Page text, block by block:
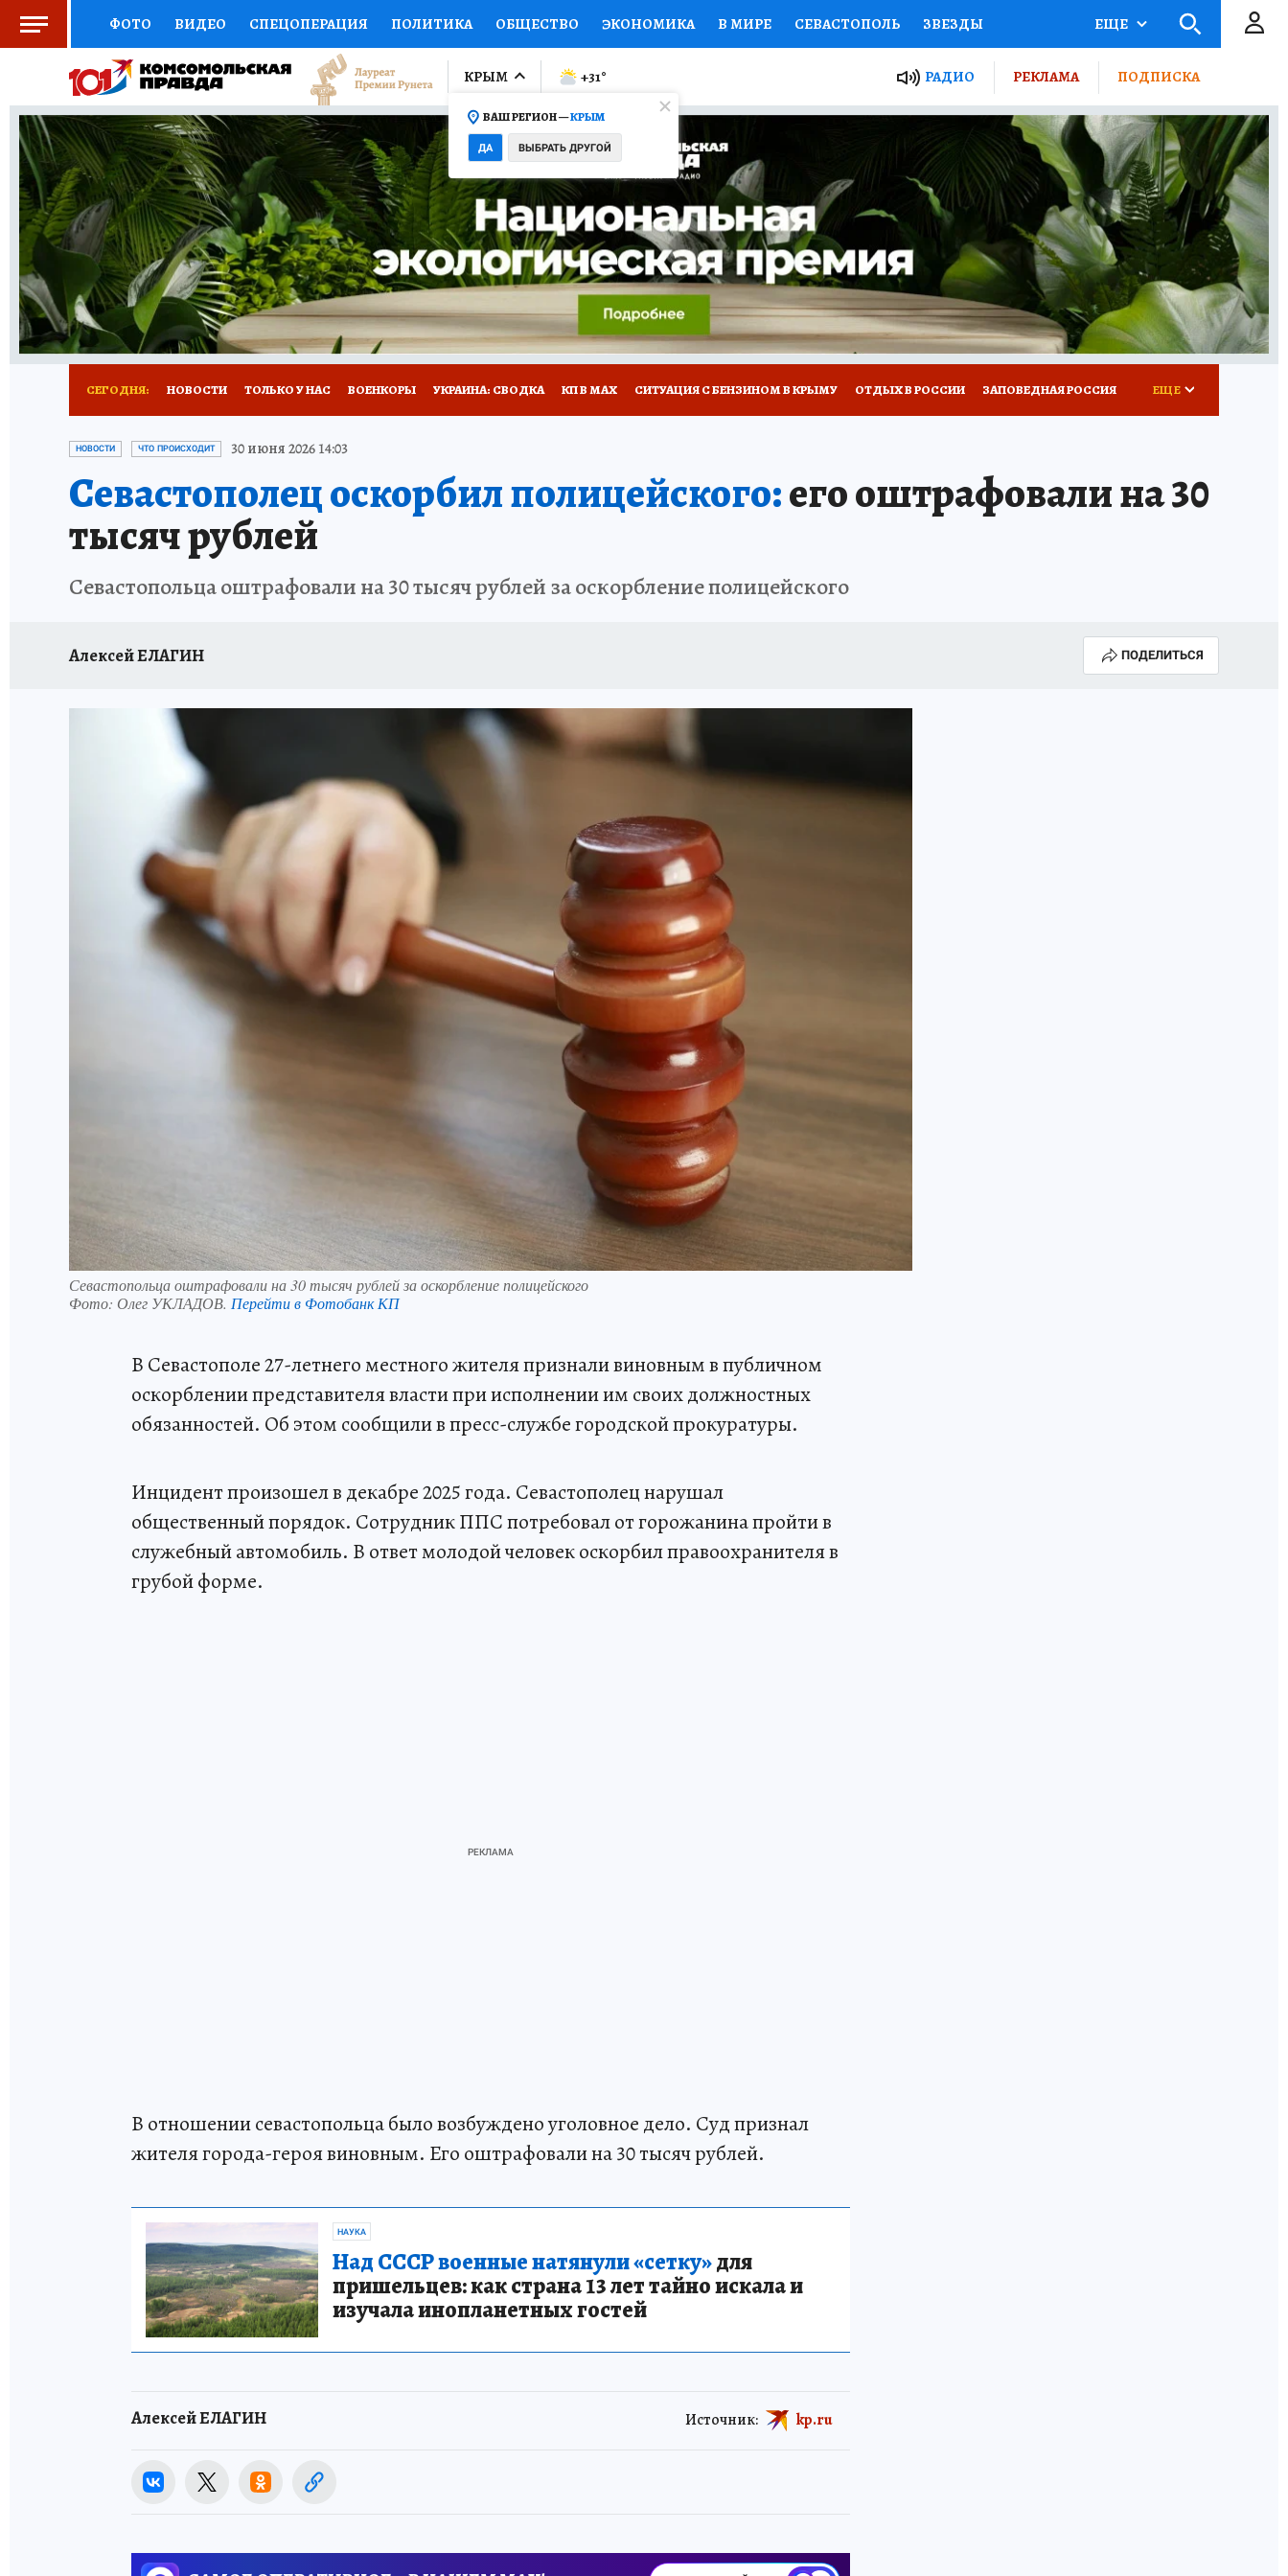
ФОТО ВИДЕО СПЕЦОПЕРАЦИЯ ПОЛИТИКА ОБЩЕСТВО ЭКОНОМИКА В МИРЕ СЕВАСТОПОЛЬ ЗВЕЗДЫ
ЗДОРОВЬЕ СОЦПОДДЕРЖКА НАУКА СПОРТ КОЛУМНИСТЫ НАЦИОНАЛЬНЫЕ ПРОЕКТЫ РОССИИ
ВЫБОР ЭКСПЕРТОВ ДОКТОР ФИНАНСЫ ОТКРЫВАЕМ МИР СЕМЬЯ ЖЕНСКИЕ СЕКРЕТЫ ПУТЕВОДИТЕЛЬ
КНИЖНАЯ ПОЛКА ПРОГНОЗЫ НА СПОРТ ПРОМОКОДЫ СЕРИАЛЫ СПЕЦПРОЕКТЫ ДЕФИЦИТ ЖЕЛЕЗА ТУРИЗМ
ПРЕСС-ЦЕНТР НЕДВИЖИМОСТЬ ТЕЛЕВИЗОР КОНКУРСЫ РАБОТА У НАС ГИД ПОТРЕБИТЕЛЯ ВСЕ О КП РАДИО КП
КОЛЛЕКЦИИ РЕКЛАМА ТЕСТЫ НОВОЕ НА САЙТЕ
ЕЩЕ
КРЫМ
ВАШ РЕГИОН —КРЫМ
ДА ВЫБРАТЬ ДРУГОЙ
+31° РАДИО РЕКЛАМА ПОДПИСКА
СЕГОДНЯ: НОВОСТИ ТОЛЬКО У НАС ВОЕНКОРЫ УКРАИНА: СВОДКА КП В МАХ СИТУАЦИЯ С БЕНЗИНОМ В КРЫМУ ОТДЫХ В РОССИИ ЗАПОВЕДНАЯ РОССИЯ
СИТУАЦИЯ С МАЗУТОМ В КРЫМУ
ЕЩЕ
НОВОСТИ ЧТО ПРОИСХОДИТ 30 июня 2026 14:03
Севастополец оскорбил полицейского:его оштрафовали на 30
тысяч рублей
Севастопольца оштрафовали на 30 тысяч рублей за оскорбление полицейского
Алексей ЕЛАГИН ПОДЕЛИТЬСЯ
Севастопольца оштрафовали на 30 тысяч рублей за оскорбление полицейского
Фото: Олег УКЛАДОВ. Перейти в Фотобанк КП
В Севастополе 27-летнего местного жителя признали виновным в публичном
оскорблении представителя власти при исполнении им своих должностных
обязанностей. Об этом сообщили в пресс-службе городской прокуратуры.
Инцидент произошел в декабре 2025 года. Севастополец нарушал
общественный порядок. Сотрудник ППС потребовал от горожанина пройти в
служебный автомобиль. В ответ молодой человек оскорбил правоохранителя в
грубой форме.
В отношении севастопольца было возбуждено уголовное дело. Суд признал
жителя города-героя виновным. Его оштрафовали на 30 тысяч рублей.
НАУКА
Над СССР военные натянули «сетку»для
пришельцев: как страна 13 лет тайно искала и
изучала инопланетных гостей
Алексей ЕЛАГИН Источник: kp.ru